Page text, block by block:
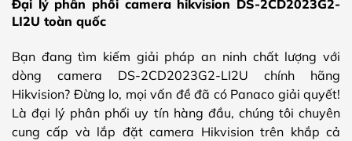
Đại lý phân phối camera hikvision DS-2CD2023G2-
LI2U toàn quốc
Bạn đang tìm kiếm giải pháp an ninh chất lượng với
dòng camera DS-2CD2023G2-LI2U chính hãng
Hikvision? Đừng lo, mọi vấn đề đã có Panaco giải quyết!
Là đại lý phân phối uy tín hàng đầu, chúng tôi chuyên
cung cấp và lắp đặt camera Hikvision trên khắp cả